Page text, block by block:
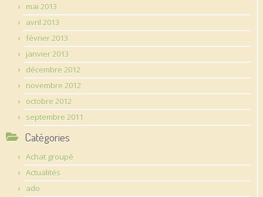
mai 2013
avril 2013
février 2013
janvier 2013
décembre 2012
novembre 2012
octobre 2012
septembre 2011
Catégories
Achat groupé
Actualités
ado